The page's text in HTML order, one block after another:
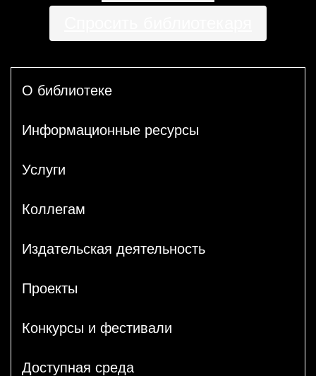
О библиотеке
Информационные ресурсы
Услуги
Коллегам
Издательская деятельность
Проекты
Конкурсы и фестивали
Доступная среда